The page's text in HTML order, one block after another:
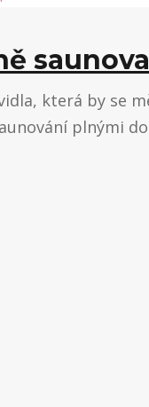
která by se
plnými